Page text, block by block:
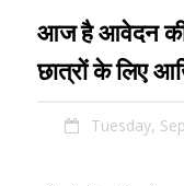
आज है आवेदन की
छात्रों के लिए
Tuesday,